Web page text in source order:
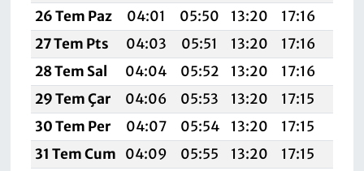
26 Tem Paz
04:01 05:50 13:20 17:16
27 Tem Pts
04:03 05:51 13:20 17:16
28 Tem Sal
04:04 05:52 13:20 17:16
29 Tem Çar
04:06 05:53 13:20 17:15
30 Tem Per
04:07 05:54 13:20 17:15
31 Tem Cum 04:09 05:55 13:20 17:15